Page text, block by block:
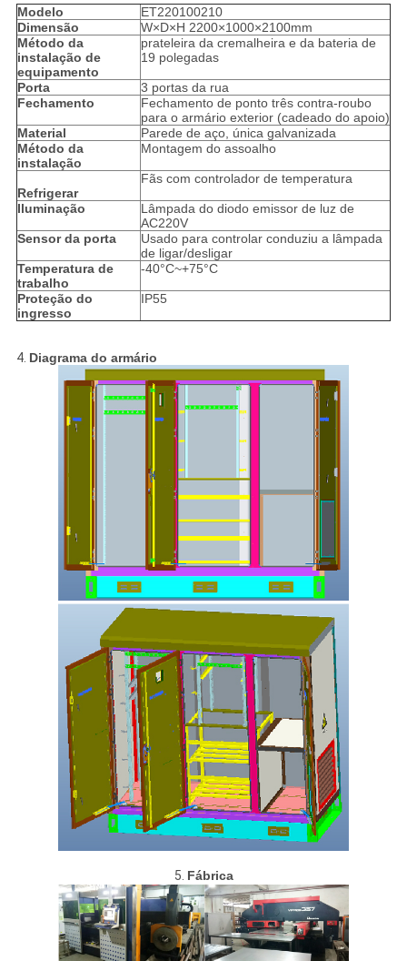
Modelo
ET220100210
Dimensão
W×D×H 2200×1000×2100mm
Método da
instalação de
equipamento
prateleira da cremalheira e da bateria de
19 polegadas
Porta
3 portas da rua
Fechamento
Fechamento de ponto três contra-roubo
para o armário exterior (cadeado do apoio)
Material
Parede de aço, única galvanizada
Método da
instalação
Montagem do assoalho
Refrigerar
Fãs com controlador de temperatura
Iluminação
Lâmpada do diodo emissor de luz de
AC220V
Sensor da porta
Usado para controlar conduziu a lâmpada
de ligar/desligar
Temperatura de
trabalho
-40°C~+75°C
Proteção do
ingresso
IP55
4. Diagrama do armário
5. Fábrica